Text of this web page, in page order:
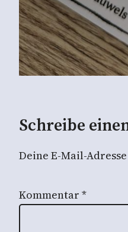
Schreibe
Deine E-Mail-
Kommentar *